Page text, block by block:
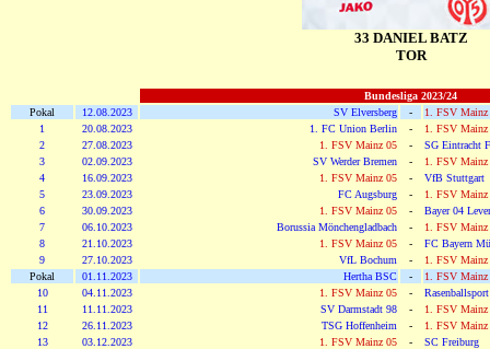
33 DANIEL BATZ
TOR
Bundesliga 2023/24
Pokal
12.08.2023 SV Elversberg -
1. FSV Mainz
1
20.08.2023 1. FC Union Berlin -
1. FSV Mainz
2
27.08.2023 1. FSV Mainz 05 -
SG Eintracht
3
02.09.2023 SV Werder Bremen -
1. FSV Mainz
4
16.09.2023 1. FSV Mainz 05 -
VfB Stuttgart
5
23.09.2023 FC Augsburg -
1. FSV Mainz
6
30.09.2023 1. FSV Mainz 05 -
Bayer 04
7
06.10.2023 Borussia Mönchengladbach -
1. FSV Mainz
8
21.10.2023 1. FSV Mainz 05 -
FC Bayern
9
27.10.2023 VfL Bochum -
1. FSV Mainz
Pokal
01.11.2023 Hertha BSC -
1. FSV Mainz
10
04.11.2023 1. FSV Mainz 05 -
11
11.11.2023 SV Darmstadt 98 -
1. FSV Mainz
12
26.11.2023 TSG Hoffenheim -
1. FSV Mainz
13
03.12.2023 1. FSV Mainz 05 -
SC Freiburg